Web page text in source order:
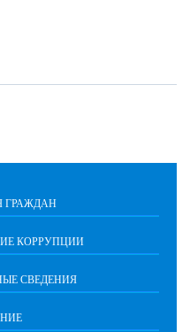
ГРАЖДАН
КОРРУПЦИИ
СВЕДЕНИЯ